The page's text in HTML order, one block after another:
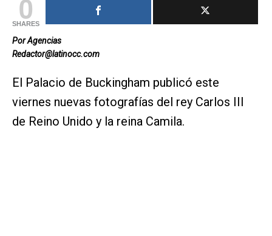
SHARES
Por Agencias
Redactor@latinocc.com
El Palacio de Buckingham publicó este
viernes nuevas fotografías del rey Carlos III
de Reino Unido y la reina Camila.